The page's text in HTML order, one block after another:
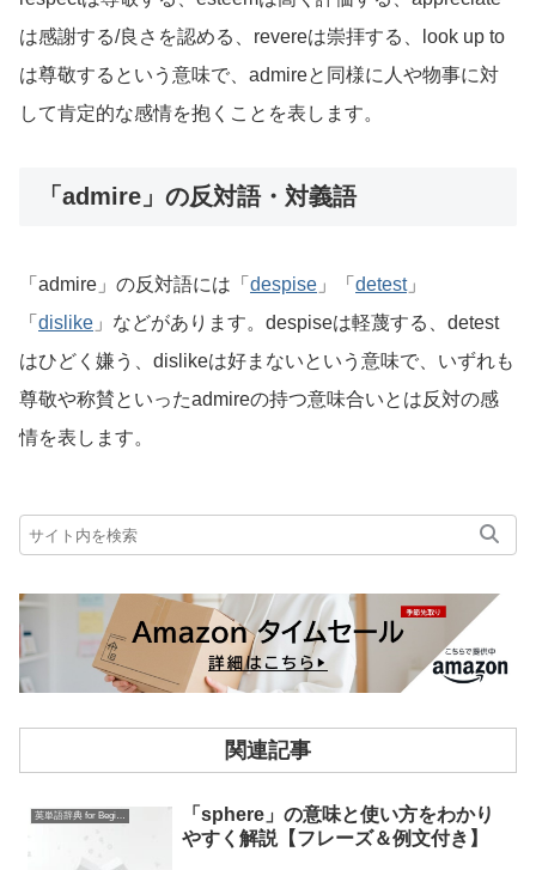
は感謝する/良さを認める、revereは崇拝する、look up to
は尊敬するという意味で、admireと同様に人や物事に対
して肯定的な感情を抱くことを表します。
「admire」の反対語・対義語
「admire」の反対語には「 despise 」「 detest」
「 dislike 」などがあります。despiseは軽蔑する、detest
はひどく嫌う、dislikeは好まないという意味で、いずれも
尊敬や称賛といったadmireの持つ意味合いとは反対の感
情を表します。
関連記事
英単語辞典 for Beginners
「sphere」の意味と使い方をわかり
やすく解説【フレーズ＆例文付き】